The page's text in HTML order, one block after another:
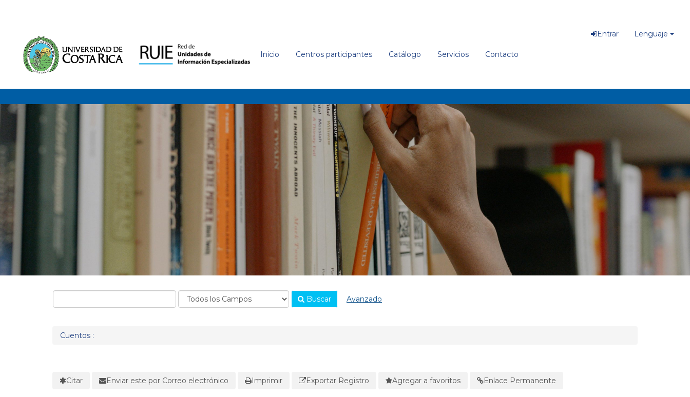
Inicio Centros participantes Catálogo Servicios Contacto
Entrar Lenguaje
Buscar Avanzado
Cuentos :
Citar Enviar este por Correo electrónico Imprimir Exportar Registro Agregar a favoritos Enlace Permanente